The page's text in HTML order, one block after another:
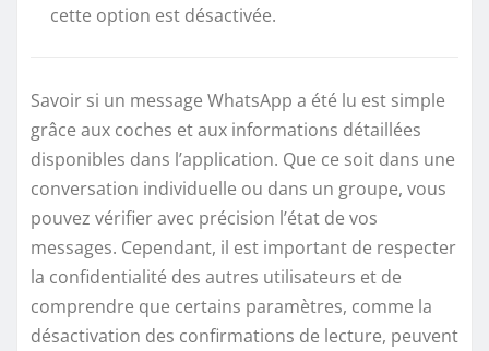
cette option est désactivée.
Savoir si un message WhatsApp a été lu est simple
grâce aux coches et aux informations détaillées
disponibles dans l’application. Que ce soit dans une
conversation individuelle ou dans un groupe, vous
pouvez vérifier avec précision l’état de vos
messages. Cependant, il est important de respecter
la confidentialité des autres utilisateurs et de
comprendre que certains paramètres, comme la
désactivation des confirmations de lecture, peuvent